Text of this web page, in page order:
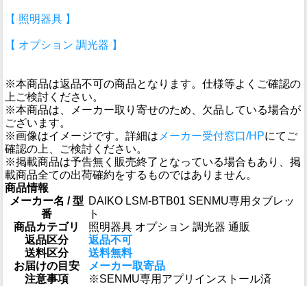
【 照明器具 】
【 オプション 調光器 】
※本商品は返品不可の商品となります。仕様等よくご確認の
上ご検討ください。
※本商品は、メーカー取り寄せのため、欠品している場合が
ございます。
※画像はイメージです。詳細は メーカー受付窓口/HPにてご
確認の上、ご検討ください。
※掲載商品は予告無く販売終了となっている場合もあり、掲
載商品全ての出荷確約をするものではありません。
商品情報
メーカー名 / 型
番
DAIKO LSM-BTB01 SENMU専用タブレッ
ト
商品カテゴリ
照明器具 オプション 調光器 通販
返品区分
返品不可
送料区分
送料無料
お届けの目安
メーカー取寄品
注意事項
※SENMU専用アプリインストール済